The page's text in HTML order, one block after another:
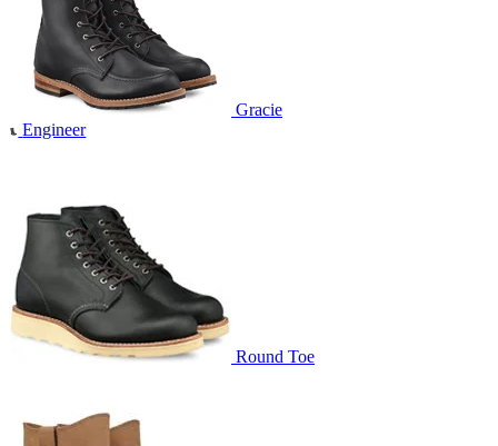
Gracie
Engineer
Round Toe